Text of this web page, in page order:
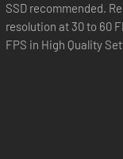
hop og brug
SSD recommended.
resolution at 30 to 60
FPS in High Quality